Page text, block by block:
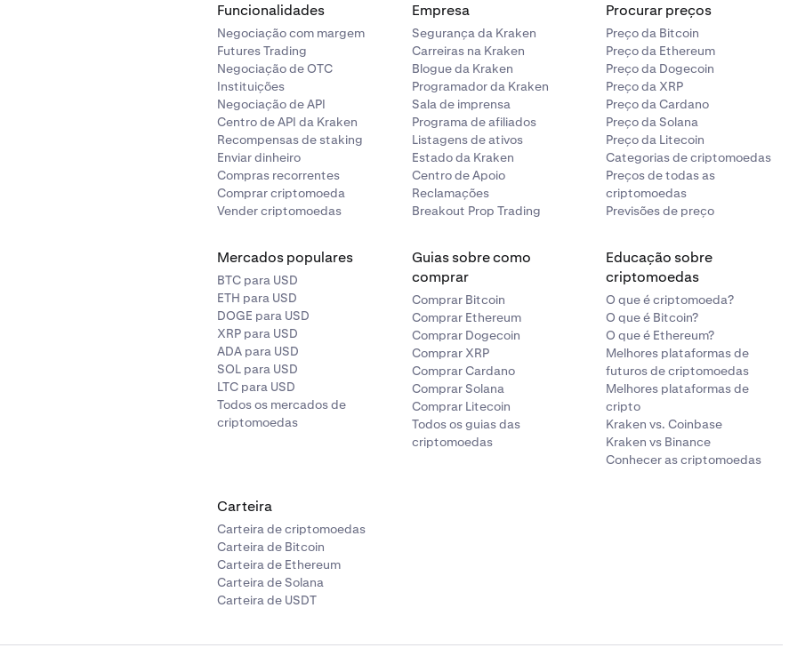
o seu histórico completo de transações em todas as suas carteiras dentro
Pode clicar em qualquer entrada na sua Atividade para abrir a página do
de blockchain que contém esta transação.
Funcionalidades
Negociação com margem
Futures Trading
Negociação de OTC
Instituições
Negociação de API
Centro de API da Kraken
Recompensas de staking
Enviar dinheiro
Compras recorrentes
Comprar criptomoeda
Vender criptomoedas
Empresa
Segurança da Kraken
Carreiras na Kraken
Blogue da Kraken
Programador da Kraken
Sala de imprensa
Programa de afiliados
Listagens de ativos
Estado da Kraken
Centro de Apoio
Reclamações
Breakout Prop Trading
Procurar preços
Preço da Bitcoin
Preço da Ethereum
Preço da Dogecoin
Preço da XRP
Preço da Cardano
Preço da Solana
Preço da Litecoin
Categorias de criptomoedas
Preços de todas as
criptomoedas
Previsões de preço
Mercados populares
BTC para USD
ETH para USD
DOGE para USD
XRP para USD
ADA para USD
SOL para USD
LTC para USD
Todos os mercados de
criptomoedas
Guias sobre como
comprar
Comprar Bitcoin
Comprar Ethereum
Comprar Dogecoin
Comprar XRP
Comprar Cardano
Comprar Solana
Comprar Litecoin
Todos os guias das
criptomoedas
Educação sobre
criptomoedas
O que é criptomoeda?
O que é Bitcoin?
O que é Ethereum?
Melhores plataformas de
futuros de criptomoedas
Melhores plataformas de
cripto
Kraken vs. Coinbase
Kraken vs Binance
Conhecer as criptomoedas
Carteira
Carteira de criptomoedas
Carteira de Bitcoin
Carteira de Ethereum
Carteira de Solana
Carteira de USDT